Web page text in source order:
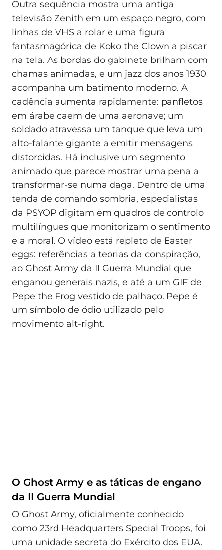
Outra sequência mostra uma antiga
televisão Zenith em um espaço negro, com
linhas de VHS a rolar e uma figura
fantasmagórica de Koko the Clown a piscar
na tela. As bordas do gabinete brilham com
chamas animadas, e um jazz dos anos 1930
acompanha um batimento moderno. A
cadência aumenta rapidamente: panfletos
em árabe caem de uma aeronave; um
soldado atravessa um tanque que leva um
alto‑falante gigante a emitir mensagens
distorcidas. Há inclusive um segmento
animado que parece mostrar uma pena a
transformar‑se numa daga. Dentro de uma
tenda de comando sombria, especialistas
da PSYOP digitam em quadros de controlo
multilíngues que monitorizam o sentimento
e a moral. O vídeo está repleto de Easter
eggs: referências a teorias da conspiração,
ao Ghost Army da II Guerra Mundial que
enganou generais nazis, e até a um GIF de
Pepe the Frog vestido de palhaço. Pepe é
um símbolo de ódio utilizado pelo
movimento alt‑right.
O Ghost Army e as táticas de engano
da II Guerra Mundial
O Ghost Army, oficialmente conhecido
como 23rd Headquarters Special Troops, foi
uma unidade secreta do Exército dos EUA.